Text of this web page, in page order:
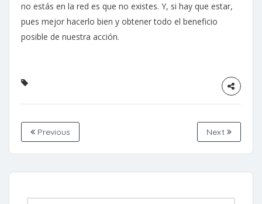
no estás en la red es que no existes. Y, si hay que estar,
pues mejor hacerlo bien y obtener todo el beneficio
posible de nuestra acción.
Previous Next